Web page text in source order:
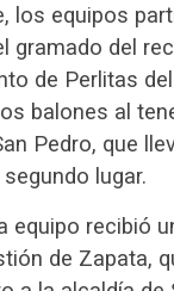
los equipos
gramado del
de Perlitas
balones al
Pedro, que
lugar.
equipo recibió
de Zapata,